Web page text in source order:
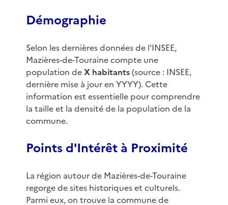
Démographie
Selon les dernières données de l'INSEE,
Mazières-de-Touraine compte une
population deX habitants(source : INSEE,
dernière mise à jour en YYYY). Cette
information est essentielle pour comprendre
la taille et la densité de la population de la
commune.
Points d'Intérêt à Proximité
La région autour de Mazières-de-Touraine
regorge de sites historiques et culturels.
Parmi eux, on trouve la commune de